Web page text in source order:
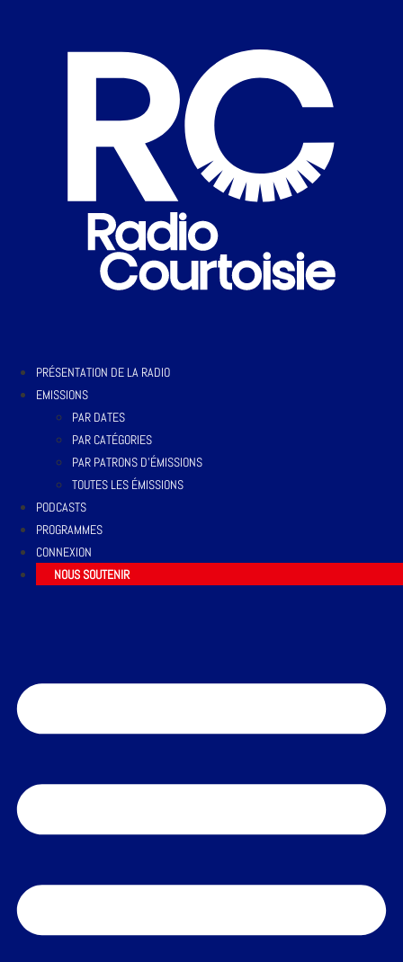
PRÉSENTATION DE LA RADIO
EMISSIONS
PAR DATES
PAR CATÉGORIES
PAR PATRONS D’ÉMISSIONS
TOUTES LES ÉMISSIONS
PODCASTS
PROGRAMMES
CONNEXION
NOUS SOUTENIR